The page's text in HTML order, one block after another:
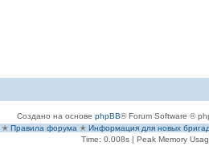
Создано на основе phpBB® Forum Software ©
✭ Правила форума ✭ Информация для новых
Time: 0.008s| Peak Memory